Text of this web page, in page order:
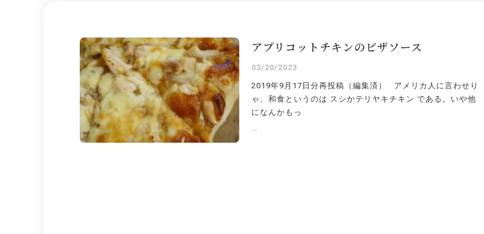
アプリコットチキンのピザソース
03/20/2023
2019年9月17日分再投稿（編集済） アメリカ人に言わせり
ゃ、和食というのは スシかテリヤキチキン である。いや他
になんかもっ
...